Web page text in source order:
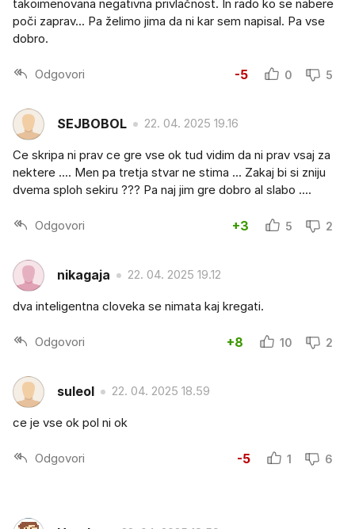
takoimenovana negativna privlačnost. In rado ko se nabere
poči zaprav... Pa želimo jima da ni kar sem napisal. Pa vse
dobro.
Odgovori -5 0 5
SEJBOBOL 22. 04. 2025 19.16
Ce skripa ni prav ce gre vse ok tud vidim da ni prav vsaj za
nektere .... Men pa tretja stvar ne stima ... Zakaj bi si zniju
dvema sploh sekiru ??? Pa naj jim gre dobro al slabo ....
Odgovori +3 5 2
nikagaja 22. 04. 2025 19.12
dva inteligentna cloveka se nimata kaj kregati.
Odgovori +8 10 2
suleol 22. 04. 2025 18.59
ce je vse ok pol ni ok
Odgovori -5 1 6